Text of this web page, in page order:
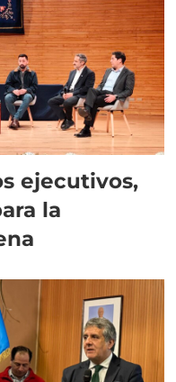
ejecutivos,
la